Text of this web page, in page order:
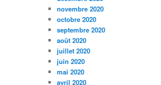
novembre 2020
octobre 2020
septembre 2020
août 2020
juillet 2020
juin 2020
mai 2020
avril 2020